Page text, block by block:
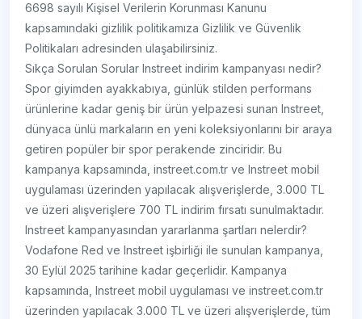
6698 sayılı Kişisel Verilerin Korunması Kanunu
kapsamındaki gizlilik politikamıza Gizlilik ve Güvenlik
Politikaları adresinden ulaşabilirsiniz.
Sıkça Sorulan Sorular Instreet indirim kampanyası nedir?
Spor giyimden ayakkabıya, günlük stilden performans
ürünlerine kadar geniş bir ürün yelpazesi sunan Instreet,
dünyaca ünlü markaların en yeni koleksiyonlarını bir araya
getiren popüler bir spor perakende zinciridir. Bu
kampanya kapsamında, instreet.com.tr ve Instreet mobil
uygulaması üzerinden yapılacak alışverişlerde, 3.000 TL
ve üzeri alışverişlere 700 TL indirim fırsatı sunulmaktadır.
Instreet kampanyasından yararlanma şartları nelerdir?
Vodafone Red ve Instreet işbirliği ile sunulan kampanya,
30 Eylül 2025 tarihine kadar geçerlidir. Kampanya
kapsamında, Instreet mobil uygulaması ve instreet.com.tr
üzerinden yapılacak 3.000 TL ve üzeri alışverişlerde, tüm